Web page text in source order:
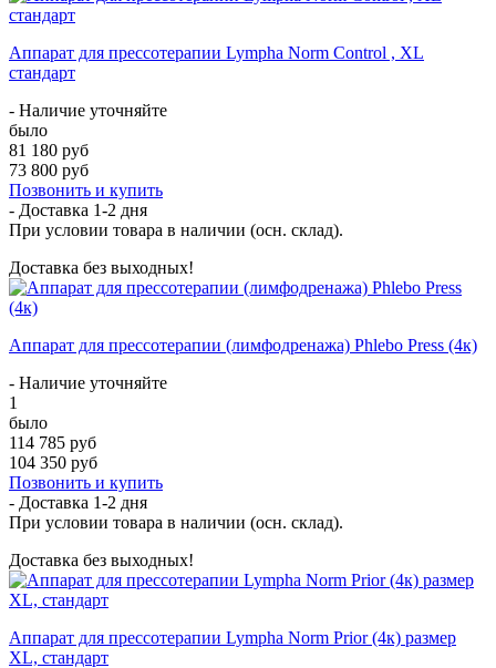
Аппарат для прессотерапии Lympha Norm Control , XL
стандарт
- Наличие уточняйте
было
81 180 руб
73 800 руб
Позвонить и купить
- Доставка 1-2 дня
При условии товара в наличии (осн. склад).
Доставка без выходных!
Аппарат для прессотерапии (лимфодренажа) Phlebo Press (4к)
- Наличие уточняйте
1
было
114 785 руб
104 350 руб
Позвонить и купить
- Доставка 1-2 дня
При условии товара в наличии (осн. склад).
Доставка без выходных!
Аппарат для прессотерапии Lympha Norm Prior (4к) размер
XL, стандарт